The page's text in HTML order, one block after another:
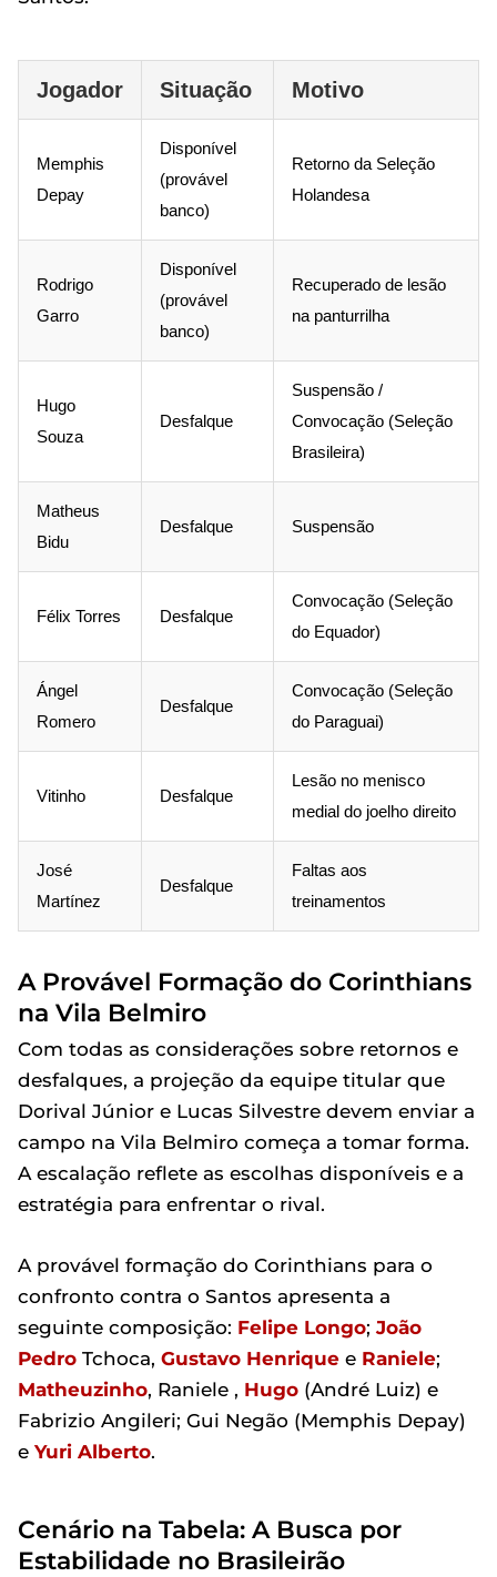
Jogador Situação Motivo
Memphis
Depay
Disponível
(provável
banco)
Retorno da Seleção
Holandesa
Rodrigo
Garro
Disponível
(provável
banco)
Recuperado de lesão
na panturrilha
Hugo
Souza
Desfalque
Suspensão /
Convocação (Seleção
Brasileira)
Matheus
Bidu
Desfalque Suspensão
Félix Torres Desfalque
Convocação (Seleção
do Equador)
Ángel
Romero
Desfalque
Convocação (Seleção
do Paraguai)
Vitinho Desfalque
Lesão no menisco
medial do joelho direito
José
Martínez
Desfalque
Faltas aos
treinamentos
A Provável Formação do Corinthians
na Vila Belmiro
Com todas as considerações sobre retornos e
desfalques, a projeção da equipe titular que
Dorival Júnior e Lucas Silvestre devem enviar a
campo na Vila Belmiro começa a tomar forma.
A escalação reflete as escolhas disponíveis e a
estratégia para enfrentar o rival.
A provável formação do Corinthians para o
confronto contra o Santos apresenta a
seguinte composição: Felipe Longo; João
Pedro Tchoca, Gustavo Henrique e Raniele;
Matheuzinho, Raniele , Hugo (André Luiz) e
Fabrizio Angileri; Gui Negão (Memphis Depay)
e Yuri Alberto.
Cenário na Tabela: A Busca por
Estabilidade no Brasileirão